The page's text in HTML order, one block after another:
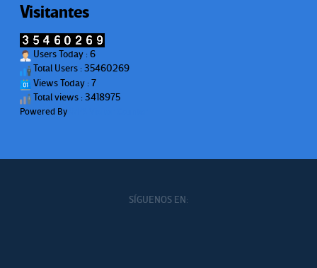
Visitantes
Users Today : 6
Total Users : 35460269
Views Today : 7
Total views : 3418975
Powered By
SÍGUENOS EN: